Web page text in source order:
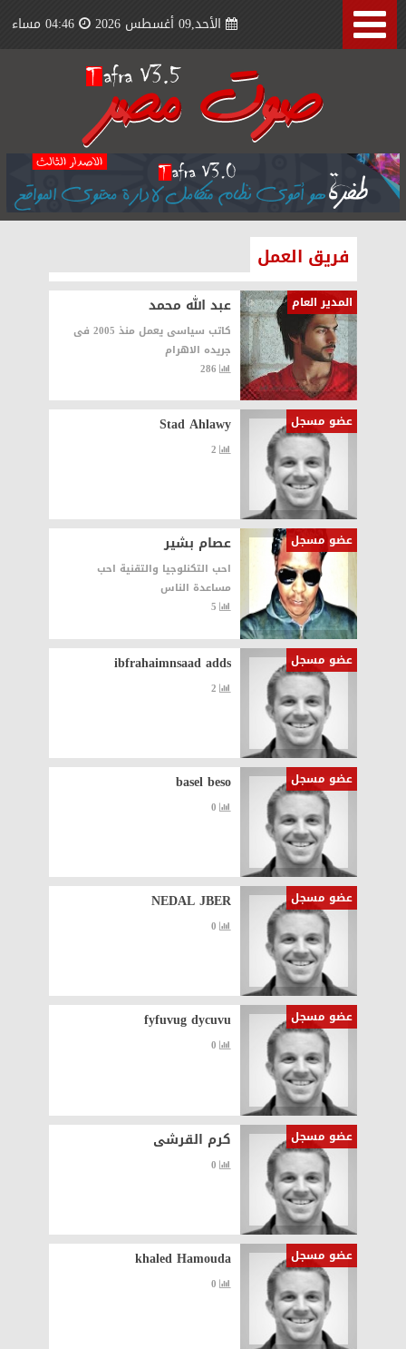
الأحد,09 أغسطس 2026 04:46 مساء
فريق العمل
المدير العام عبد الله محمد
كاتب سياسى يعمل منذ 2005 فى
جريده الاهرام
286
عضو مسجل Stad Ahlawy
2
عضو مسجل عصام بشير
احب التكنلوجيا والتقنية احب
مساعدة الناس
5
عضو مسجل ibfrahaimnsaad adds
2
عضو مسجل basel beso
0
عضو مسجل NEDAL JBER
0
عضو مسجل fyfuvug dycuvu
0
عضو مسجل كرم القرشى
0
عضو مسجل khaled Hamouda
0